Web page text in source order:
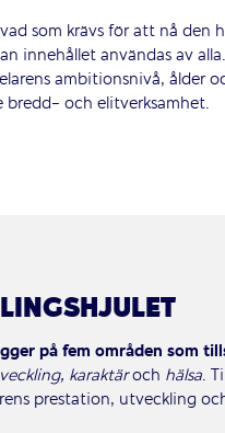
som krävs för att nå den
innehållet användas av
ambitionsnivå, ålder
bredd- och elitverksamhet.
på fem områden som
karaktäroch hälsa.
prestation, utveckling